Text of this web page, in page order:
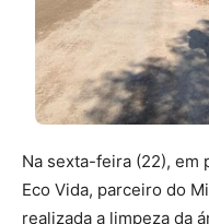
Na sexta-feira (22), em
Eco Vida, parceiro do
realizada a limpeza da